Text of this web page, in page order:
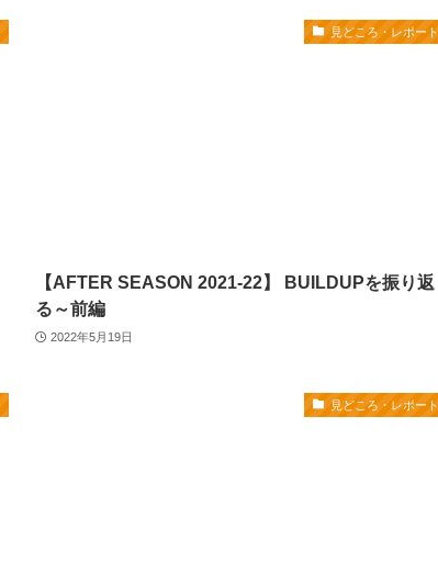
見どころ・レポート
【AFTER SEASON 2021-22】 BUILDUPを振り返
る～前編
2022年5月19日
見どころ・レポート